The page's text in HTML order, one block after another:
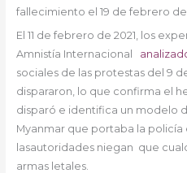
fallecimiento el 19 de febrero de
El 11 de febrero de 2021, los
Amnistía Internacional
sociales de las protestas del 9
dispararon, lo que confirma el
disparó e identifica un modelo
Myanmar que portaba la policía
lasautoridades niegan que
armas letales.